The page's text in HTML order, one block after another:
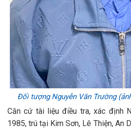
Đối tượng Nguyễn Văn Trường
Căn cứ tài liệu điều tra, xác định
1985, trú tại Kim Sơn, Lê Thiện, An